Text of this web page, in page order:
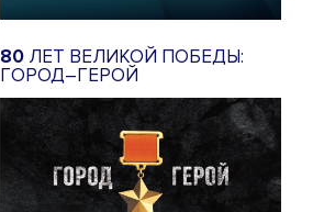
80 ЛЕТ ВЕЛИКОЙ ПОБЕДЫ:
ГОРОД–ГЕРОЙ